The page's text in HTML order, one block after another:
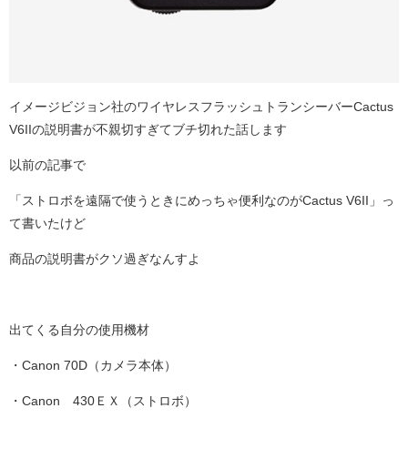
イメージビジョン社のワイヤレスフラッシュトランシーバーCactus
V6IIの説明書が不親切すぎてブチ切れた話します
以前の記事で
「ストロボを遠隔で使うときにめっちゃ便利なのがCactus V6II 」っ
て書いたけど
商品の説明書がクソ過ぎなんすよ
出てくる自分の使用機材
・Canon 70D（カメラ本体）
・Canon 430ＥＸ（ストロボ）